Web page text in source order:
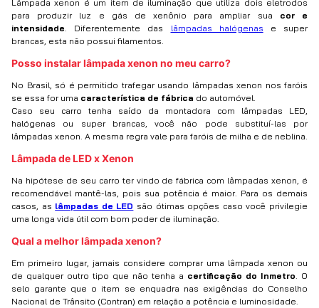
Lâmpada xenon é um item de iluminação que utiliza dois eletrodos
para produzir luz e gás de xenônio para ampliar sua cor e
intensidade. Diferentemente das lâmpadas halógenas e super
brancas, esta não possui filamentos.
Posso instalar lâmpada xenon no meu carro?
No Brasil, só é permitido trafegar usando lâmpadas xenon nos faróis
se essa for uma característica de fábrica do automóvel.
Caso seu carro tenha saído da montadora com lâmpadas LED,
halógenas ou super brancas, você não pode substituí-las por
lâmpadas xenon. A mesma regra vale para faróis de milha e de neblina.
Lâmpada de LED x Xenon
Na hipótese de seu carro ter vindo de fábrica com lâmpadas xenon, é
recomendável mantê-las, pois sua potência é maior. Para os demais
casos, as lâmpadas de LED são ótimas opções caso você privilegie
uma longa vida útil com bom poder de iluminação.
Qual a melhor lâmpada xenon?
Em primeiro lugar, jamais considere comprar uma lâmpada xenon ou
de qualquer outro tipo que não tenha a certificação do Inmetro. O
selo garante que o item se enquadra nas exigências do Conselho
Nacional de Trânsito (Contran) em relação a potência e luminosidade.